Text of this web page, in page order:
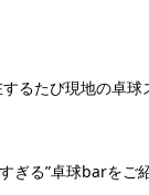
るたび現地の卓
る”卓球barをご紹